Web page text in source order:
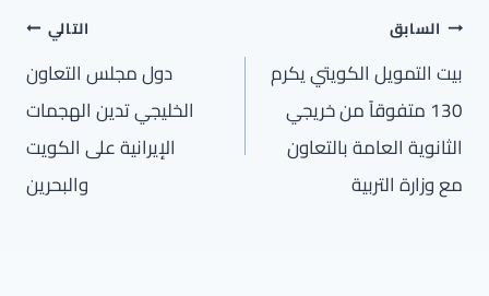
تصفّح
المقالات
السابق
بيت التمويل الكويتي يكرم
130 متفوقاً من خريجي
الثانوية العامة بالتعاون
مع وزارة التربية
التالي
دول مجلس التعاون
الخليجي تدين الهجمات
الإيرانية على الكويت
والبحرين